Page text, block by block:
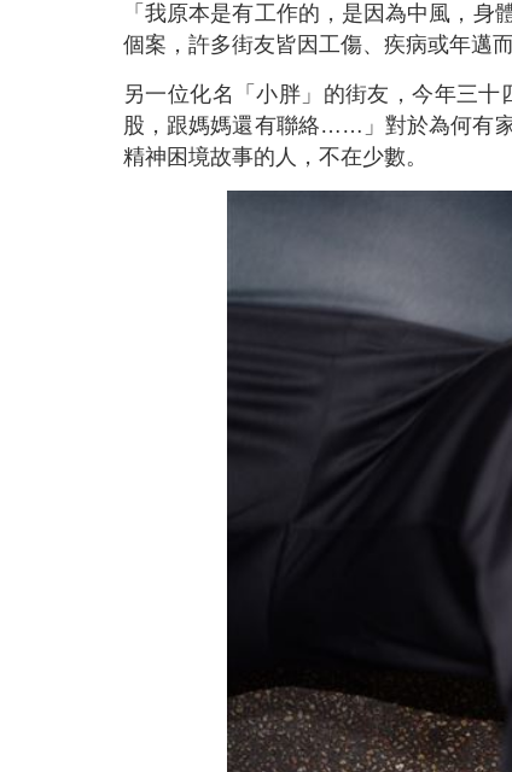
「我原本是有工作的，是因為中風，
個案，許多街友皆因工傷、疾病或年邁
另一位化名「小胖」的街友，今年三
股，跟媽媽還有聯絡……」對於為何有
精神困境故事的人，不在少數。